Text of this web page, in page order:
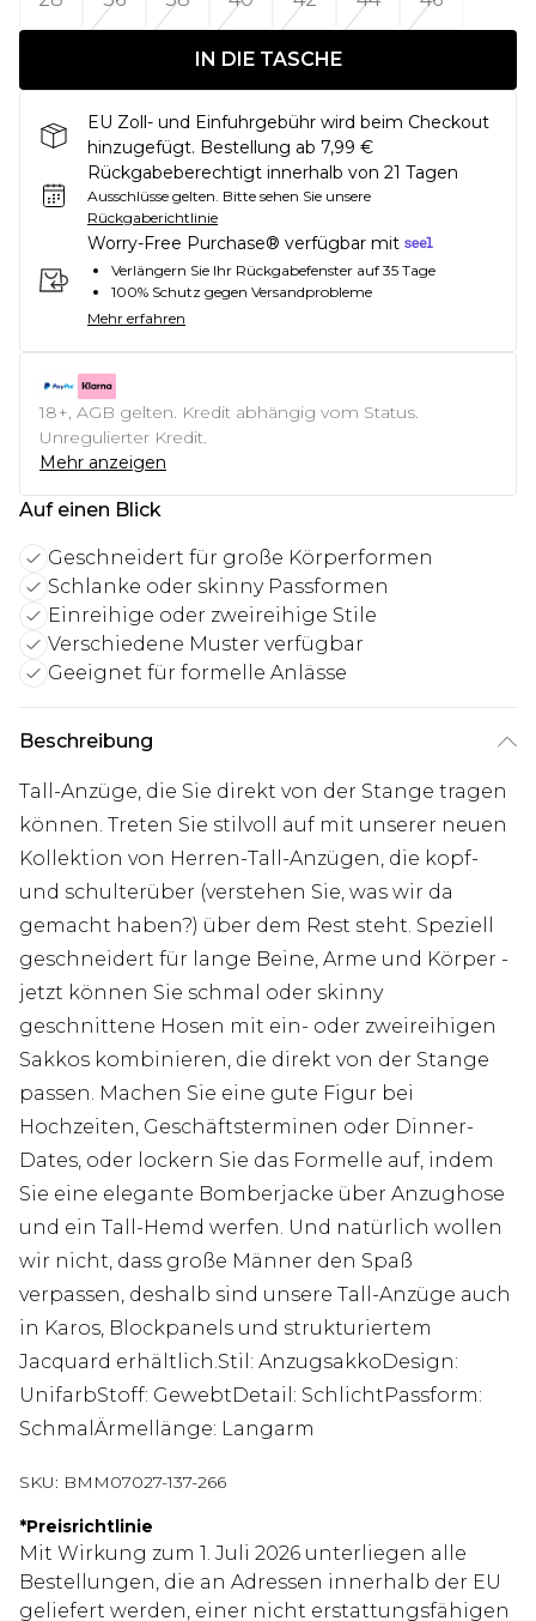
IN DIE TASCHE
EU Zoll- und Einfuhrgebühr wird beim Checkout
hinzugefügt. Bestellung ab 7,99 €
Rückgabeberechtigt innerhalb von 21 Tagen
Ausschlüsse gelten. Bitte sehen Sie unsere
Rückgaberichtlinie
Worry-Free Purchase® verfügbar mit
Verlängern Sie Ihr Rückgabefenster auf 35 Tage
100% Schutz gegen Versandprobleme
Mehr erfahren
18+, AGB gelten. Kredit abhängig vom Status.
Unregulierter Kredit.
Mehr anzeigen
Auf einen Blick
Geschneidert für große Körperformen
Schlanke oder skinny Passformen
Einreihige oder zweireihige Stile
Verschiedene Muster verfügbar
Geeignet für formelle Anlässe
Beschreibung
Tall-Anzüge, die Sie direkt von der Stange tragen
können. Treten Sie stilvoll auf mit unserer neuen
Kollektion von Herren-Tall-Anzügen, die kopf-
und schulterüber (verstehen Sie, was wir da
gemacht haben?) über dem Rest steht. Speziell
geschneidert für lange Beine, Arme und Körper -
jetzt können Sie schmal oder skinny
geschnittene Hosen mit ein- oder zweireihigen
Sakkos kombinieren, die direkt von der Stange
passen. Machen Sie eine gute Figur bei
Hochzeiten, Geschäftsterminen oder Dinner-
Dates, oder lockern Sie das Formelle auf, indem
Sie eine elegante Bomberjacke über Anzughose
und ein Tall-Hemd werfen. Und natürlich wollen
wir nicht, dass große Männer den Spaß
verpassen, deshalb sind unsere Tall-Anzüge auch
in Karos, Blockpanels und strukturiertem
Jacquard erhältlich.Stil: AnzugsakkoDesign:
UnifarbStoff: GewebtDetail: SchlichtPassform:
SchmalÄrmellänge: Langarm
SKU: BMM07027-137-266
*Preisrichtlinie
Mit Wirkung zum 1. Juli 2026 unterliegen alle
Bestellungen, die an Adressen innerhalb der EU
geliefert werden, einer nicht erstattungsfähigen